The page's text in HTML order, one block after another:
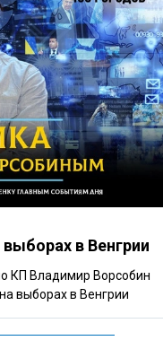
в Венгрии
КП Владимир Ворсобин
выборах в Венгрии